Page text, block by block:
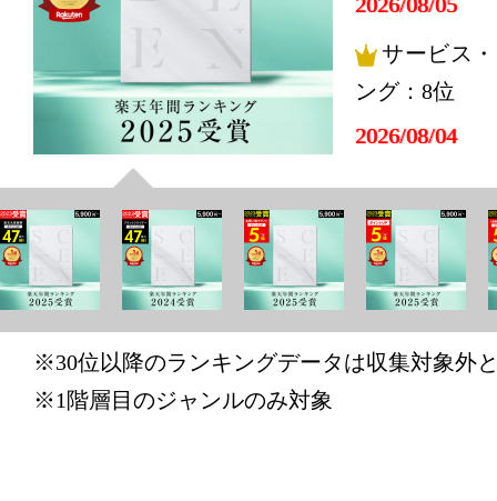
サービス
ング：8位
2026/08/04
サービス
ング：4位
2026/08/02
サービス
ング：18位
※30位以降のランキングデータは収集対象外
※1階層目のジャンルのみ対象